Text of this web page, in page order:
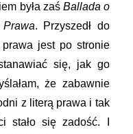
była zaś Ballada o
. Przyszedł do
jest po stronie
się, jak go
że zabawnie
z literą prawa i tak
stało się zadość. I